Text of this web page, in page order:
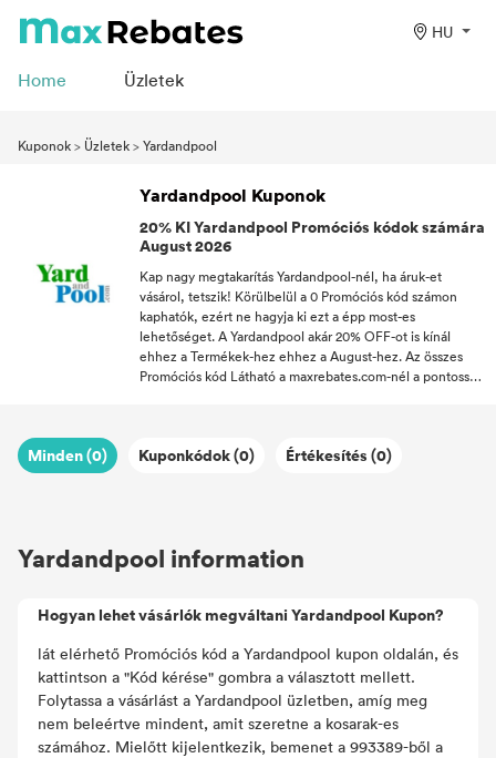
HU
Home Üzletek
Kuponok> Üzletek>Yardandpool
Yardandpool Kuponok
20% KI Yardandpool Promóciós kódok számára
August 2026
Kap nagy megtakarítás Yardandpool-nél, ha áruk-et
vásárol, tetszik! Körülbelül a 0 Promóciós kód számon
kaphatók, ezért ne hagyja ki ezt a épp most-es
lehetőséget. A Yardandpool akár 20% OFF-ot is kínál
ehhez a Termékek-hez ehhez a August-hez. Az összes
Promóciós kód Látható a maxrebates.com-nél a pontosság
Minden (0) Kuponkódok (0) Értékesítés (0)
Yardandpool information
Hogyan lehet vásárlók megváltani Yardandpool Kupon?
lát elérhető Promóciós kód a Yardandpool kupon oldalán, és
kattintson a "Kód kérése" gombra a választott mellett.
Folytassa a vásárlást a Yardandpool üzletben, amíg meg
nem beleértve mindent, amit szeretne a kosarak-es
számához. Mielőtt kijelentkezik, bemenet a 993389-ből a